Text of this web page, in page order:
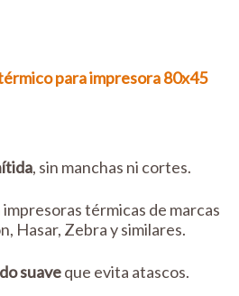
para impresora80x45
, sin manchas ni cortes.
térmicas de marcas
Hasar, Zebra y similares.
suaveque evita atascos.